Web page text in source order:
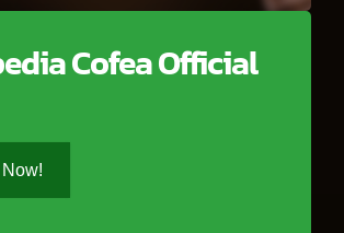
Cofea Official